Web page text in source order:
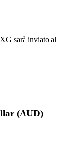
sarà inviato al
(AUD)